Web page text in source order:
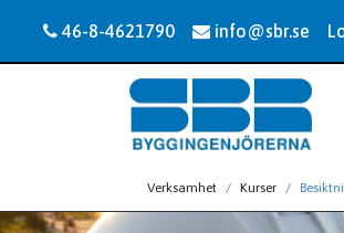
46-8-4621790 info@sbr.se
Verksamhet Kurser